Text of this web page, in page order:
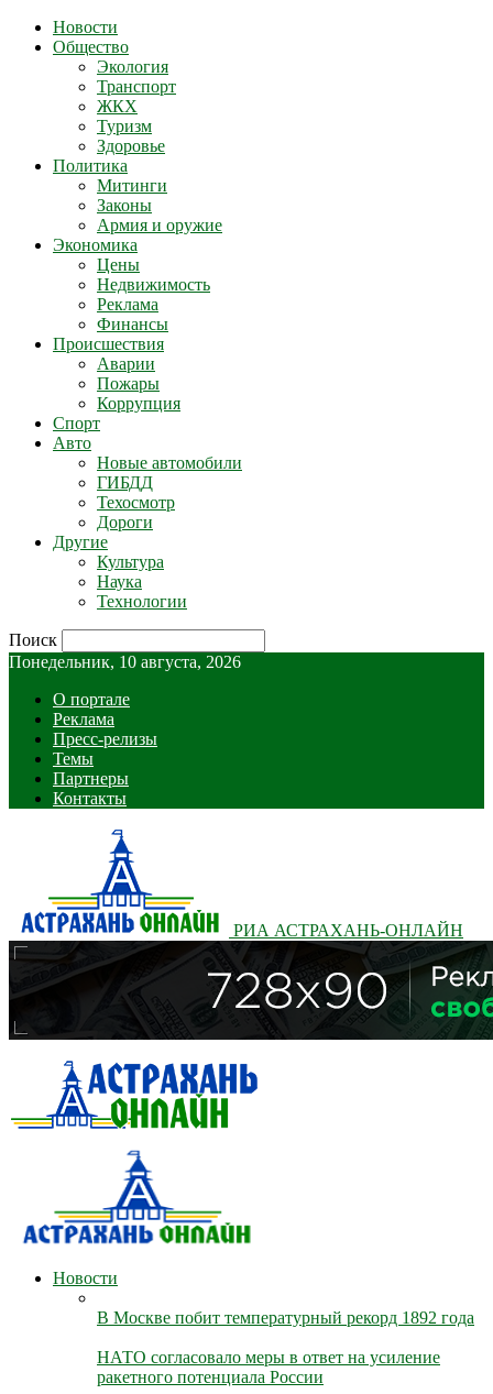
Новости
Общество
Экология
Транспорт
ЖКХ
Туризм
Здоровье
Политика
Митинги
Законы
Армия и оружие
Экономика
Цены
Недвижимость
Реклама
Финансы
Происшествия
Аварии
Пожары
Коррупция
Спорт
Авто
Новые автомобили
ГИБДД
Техосмотр
Дороги
Другие
Культура
Наука
Технологии
Поиск
Понедельник, 10 августа, 2026
О портале
Реклама
Пресс-релизы
Темы
Партнеры
Контакты
РИА АСТРАХАНЬ-ОНЛАЙН
Новости
В Москве побит температурный рекорд 1892 года
НАТО согласовало меры в ответ на усиление
ракетного потенциала России